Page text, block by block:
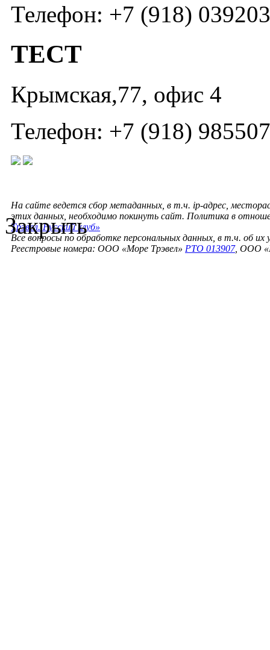
Телефон: +7 (918)
ТЕСТ
Крымская,77, офис 4
Телефон: +7 (918)
На сайте ведется сбор метаданных, в т.ч. ip-адрес,
этих данных, необходимо покинуть сайт. Политика в
Трэвел. Русский клуб»
Все вопросы по обработке персональных данных, в т.ч. об их
Реестровые номера: ООО «Море Трэвел» РТО 013907, ООО
Закрыть